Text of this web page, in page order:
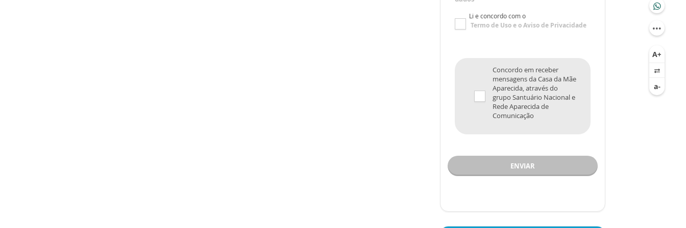
Li e concordo com o
Termo de Usoe oAviso de Privacidade
Concordo em receber
mensagens da Casa da Mãe
Aparecida, através do
grupo Santuário Nacional e
Rede Aparecida de
Comunicação
ENVIAR